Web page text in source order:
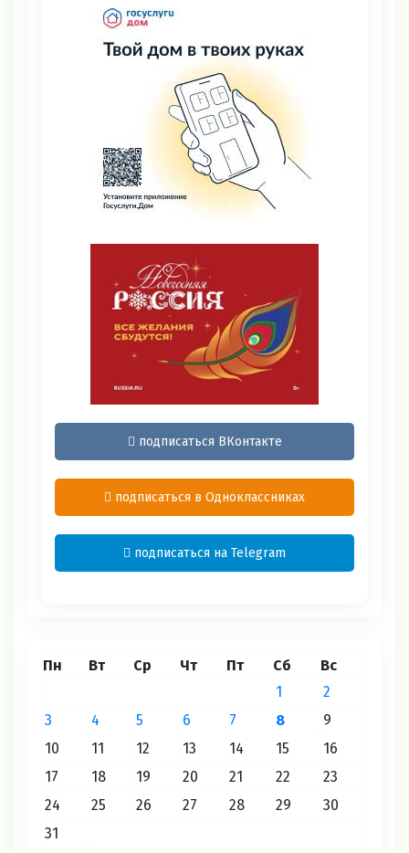
подписаться ВКонтакте
подписаться в Одноклассниках
подписаться на Telegram
Пн Вт Ср Чт Пт Сб Вс
1
2
3
4 5 6 7 8
9
10
11 12 13 14 15
16
17
18 19 20 21 22
23
24
25 26 27 28 29
30
31